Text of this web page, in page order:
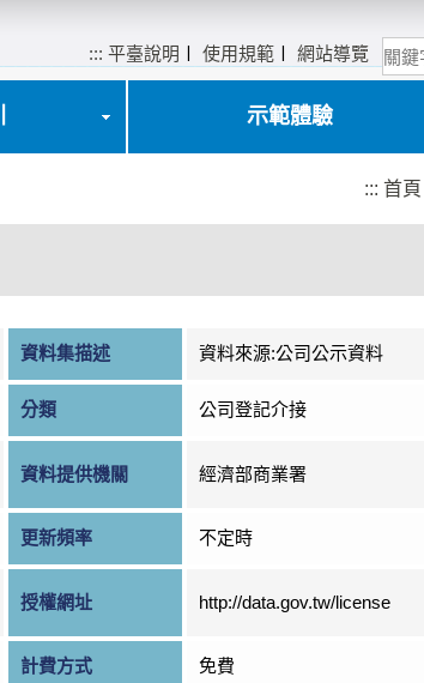
::: 平臺說明 〡使用規範 〡網站導覽
示範體驗
::: 首頁
資料集描述 資料來源:公司公示資料
分類 公司登記介接
資料提供機關 經濟部商業署
更新頻率 不定時
授權網址 http://data.gov.tw/license
計費方式 免費